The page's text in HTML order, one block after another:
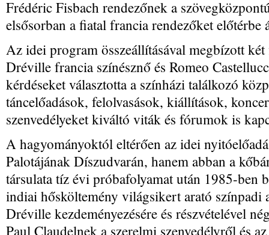
Frédéric Fisbach rendezőnek a
elsősorban a fiatal francia rendezőket előtérbe
Az idei program összeállításával megbízott
Dréville francia színésznő és Romeo
kérdéseket választotta a színházi találkozó
táncelőadások, felolvasások, kiállítások,
szenvedélyeket kiváltó viták és fórumok is
A hagyományoktól eltérően az idei
Palotájának Díszudvarán, hanem abban a
társulata tíz évi próbafolyamat után 1985-ben
indiai hősköltemény világsikert arató színpadi
Dréville kezdeményezésére és részvételével
Paul Claudelnek a szerelmi szenvedélyről és